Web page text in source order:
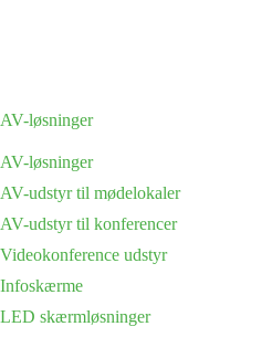
AV-løsninger
AV-løsninger
AV-udstyr til mødelokaler
AV-udstyr til konferencer
Videokonference udstyr
Infoskærme
LED skærmløsninger